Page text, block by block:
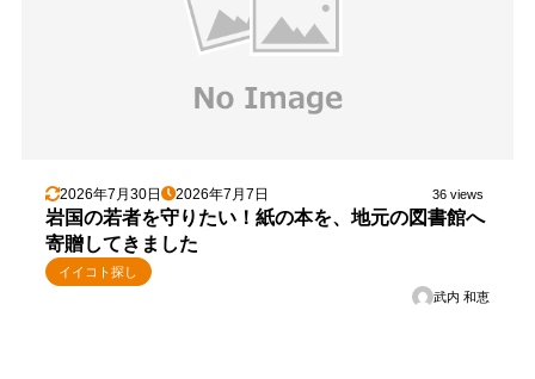
2026年7月30日 2026年7月7日 36 views
岩国の若者を守りたい！紙の本を、地元の図書館へ
寄贈してきました
イイコト探し
武内 和恵